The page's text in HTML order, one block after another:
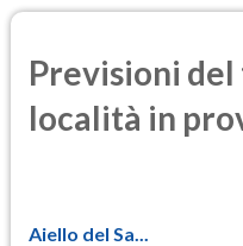
Previsioni
località in
Aiello del Sa...